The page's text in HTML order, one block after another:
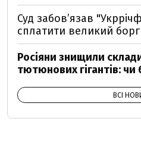
Суд забов’язав
сплатити великий
Росіяни знищили
тютюнових гігантів:
ВСІ